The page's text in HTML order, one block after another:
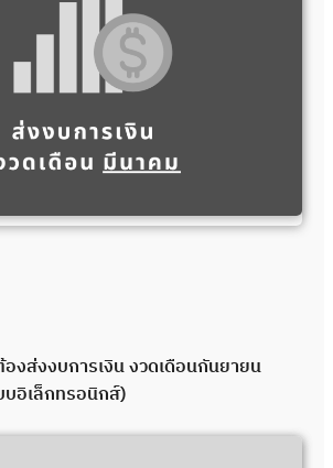
งส่งงบการเงิน งวดเดือนกันยายน
อิเล็กทรอนิกส์)